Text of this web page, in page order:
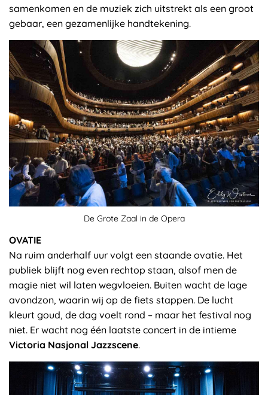
samenkomen en de muziek zich uitstrekt als een groot
gebaar, een gezamenlijke handtekening.
De Grote Zaal in de Opera
OVATIE
Na ruim anderhalf uur volgt een staande ovatie. Het
publiek blijft nog even rechtop staan, alsof men de
magie niet wil laten wegvloeien. Buiten wacht de lage
avondzon, waarin wij op de fiets stappen. De lucht
kleurt goud, de dag voelt rond – maar het festival nog
niet. Er wacht nog één laatste concert in de intieme
Victoria Nasjonal Jazzscene.